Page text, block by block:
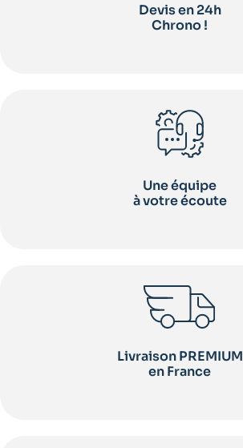
Devis en 24h
Chrono !
Une équipe
à votre écoute
Livraison PREMIUM
en France